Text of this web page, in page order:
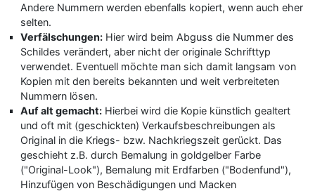
Andere Nummern werden ebenfalls kopiert, wenn auch eher
selten.
Verfälschungen: Hier wird beim Abguss die Nummer des
Schildes verändert, aber nicht der originale Schrifttyp
verwendet. Eventuell möchte man sich damit langsam von
Kopien mit den bereits bekannten und weit verbreiteten
Nummern lösen.
Auf alt gemacht: Hierbei wird die Kopie künstlich gealtert
und oft mit (geschickten) Verkaufsbeschreibungen als
Original in die Kriegs- bzw. Nachkriegszeit gerückt. Das
geschieht z.B. durch Bemalung in goldgelber Farbe
("Original-Look"), Bemalung mit Erdfarben ("Bodenfund"),
Hinzufügen von Beschädigungen und Macken